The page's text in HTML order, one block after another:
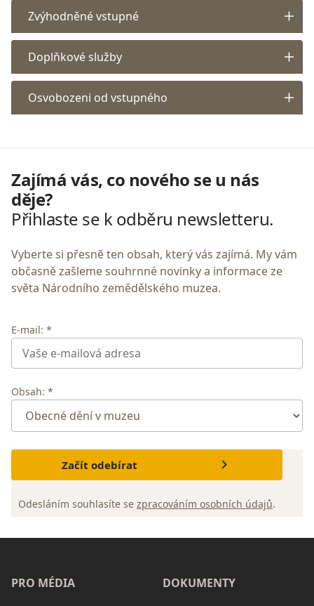
Zvýhodněné vstupné
Doplňkové služby
Osvobozeni od vstupného
Zajímá vás, co nového se u nás
děje?
Přihlaste se k odběru newsletteru.
Vyberte si přesně ten obsah, který vás zajímá. My vám
občasně zašleme souhrnné novinky a informace ze
světa Národního zemědělského muzea.
E-mail: *
Obsah: *
Začít odebírat
Odesláním souhlasíte se zpracováním osobních údajů.
PRO MÉDIA DOKUMENTY